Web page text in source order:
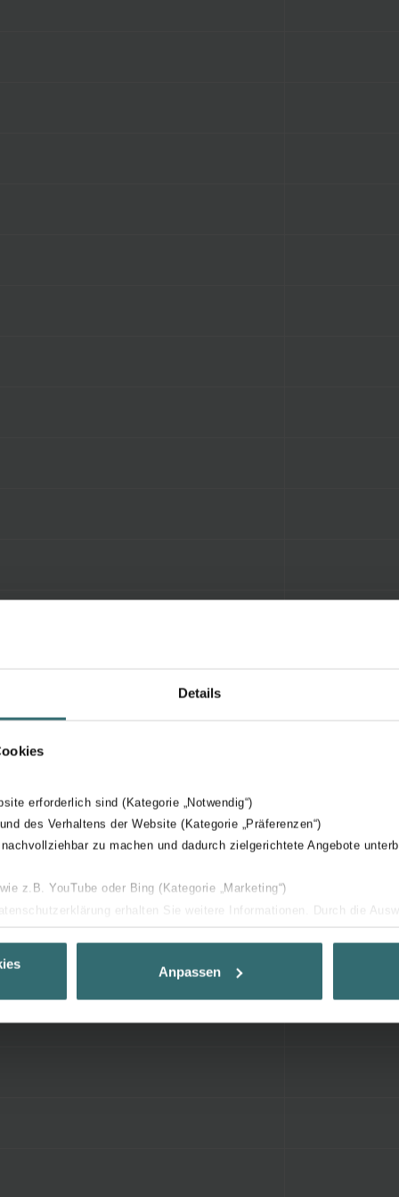
Details
erforderlich sind (Kategorie „Notwendig“)
des Verhaltens der Website (Kategorie „Präferenzen“)
zu machen und dadurch zielgerichtete Angebote
z.B. YouTube oder Bing (Kategorie „Marketing“)
erhalten Sie weitere Informationen. Durch die
Ihnen die bestmögliche Nutzererfahrung zu ermöglichen und Ihnen
Verfügung zu stellen. Alle Einwilligungen können Sie
Anpassen